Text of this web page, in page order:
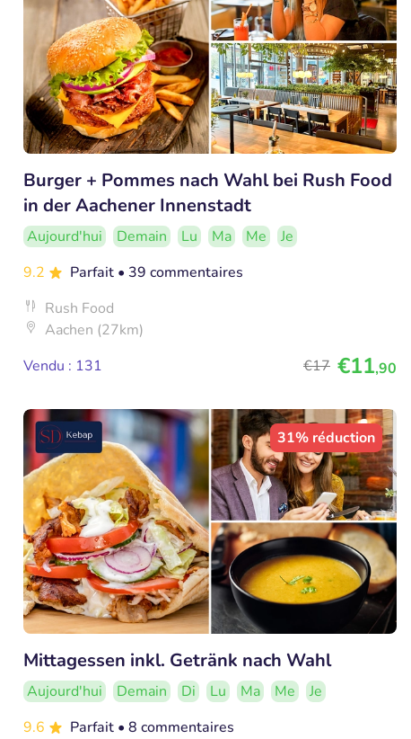
Burger + Pommes nach Wahl bei Rush Food
in der Aachener Innenstadt
Aujourd'hui Demain Lu Ma Me
Je
9.2
Parfait • 39 commentaires
Rush Food
Aachen (27km)
Vendu : 131
€17 €11,90
31% réduction
Mittagessen inkl. Getränk nach Wahl
Aujourd'hui Demain Di Lu Ma Me
Je
9.6
Parfait • 8 commentaires